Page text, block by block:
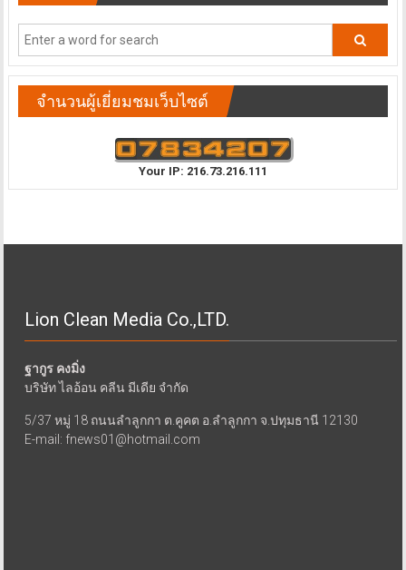
จำนวนผู้เยี่ยมชมเว็บไซต์
Your IP: 216.73.216.111
Lion Clean Media Co.,LTD.
ฐากูร คงมิ่ง
บริษัท ไลอ้อน คลีน มีเดีย จำกัด
5/37 หมู่ 18 ถนนลำลูกกา ต.คูคต อ.ลำลูกกา จ.ปทุมธานี 12130
E-mail: fnews01@hotmail.com